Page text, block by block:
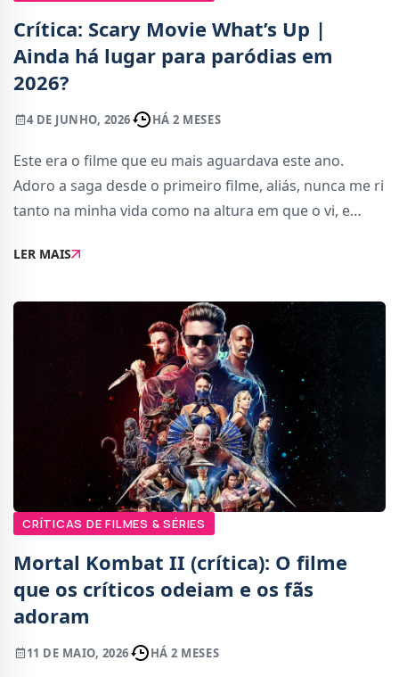
Crítica: Scary Movie What’s Up |
Ainda há lugar para paródias em
2026?
4 DE JUNHO, 2026 HÁ 2 MESES
Este era o filme que eu mais aguardava este ano.
Adoro a saga desde o primeiro filme, aliás, nunca me ri
tanto na minha vida como na altura em que o vi, e
quando soube que ia haver um sexto filme, co
LER MAIS
CRÍTICAS DE FILMES & SÉRIES
Mortal Kombat II (crítica): O filme
que os críticos odeiam e os fãs
adoram
11 DE MAIO, 2026 HÁ 2 MESES